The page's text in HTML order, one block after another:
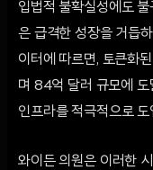
입법적 불확실성에도
은 급격한 성장을 거듭
이터에 따르면, 토큰화
며 84억 달러 규모에 도
인프라를 적극적으로
와이든 의원은 이러한